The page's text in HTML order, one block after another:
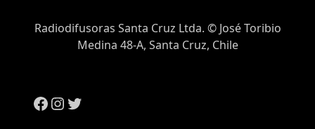
Radiodifusoras Santa Cruz Ltda. © José Toribio
Medina 48-A, Santa Cruz, Chile
Facebook
Instagram
Twitter